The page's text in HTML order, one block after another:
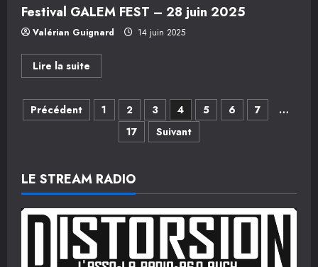
Festival GALEM FEST – 28 juin 2025
Valérian Guignard 14 juin 2025
Lire la suite
savoir
Festival
GALEM
FEST
Navigation
articles
Précédent 1 2 3 4 5 6 7
…
17
Suivant
LE STREAM RADIO